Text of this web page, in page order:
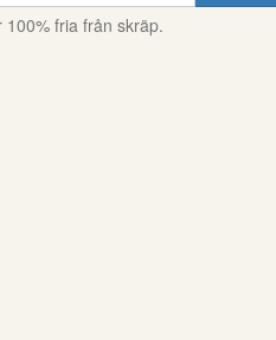
fria från skräp.